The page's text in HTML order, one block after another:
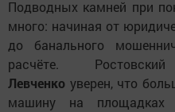
Подводных камней при
много: начиная от
до банального
расчёте.
Левченко уверен, что
машину на площадках